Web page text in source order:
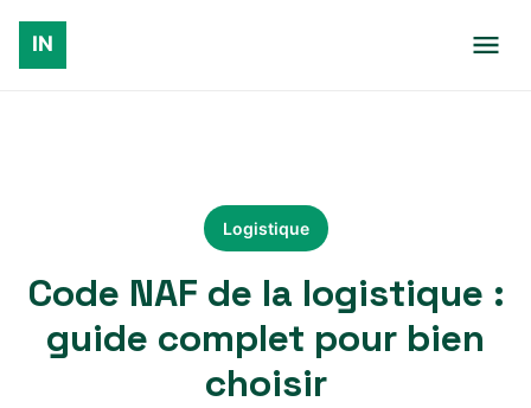
Logistique
Code NAF de la logistique :
guide complet pour bien
choisir